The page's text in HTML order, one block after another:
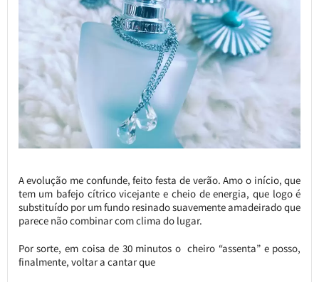
A evolução me confunde, feito festa de verão. Amo o início, que
tem um bafejo cítrico vicejante e cheio de energia, que logo é
substituído por um fundo resinado suavemente amadeirado que
parece não combinar com clima do lugar.
Por sorte, em coisa de 30 minutos o cheiro “assenta” e posso,
finalmente, voltar a cantar que